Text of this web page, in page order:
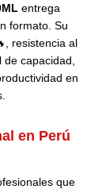
entrega
formato. Su
resistencia al
capacidad,
en
en Perú
que